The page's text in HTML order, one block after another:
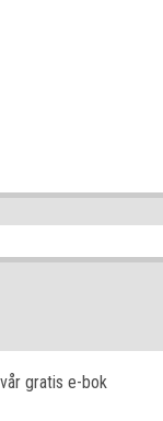
gratis e-bok